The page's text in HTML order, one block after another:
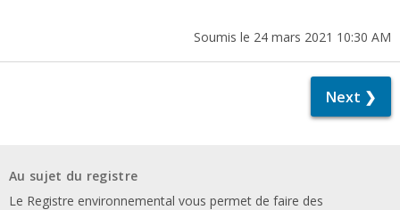
Soumis le 24 mars 2021 10:30 AM
Next ❯
Au sujet du registre
Le Registre environnemental vous permet de faire des